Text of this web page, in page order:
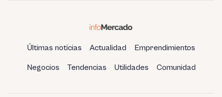
Últimas noticias Actualidad Emprendimientos
Negocios Tendencias Utilidades Comunidad